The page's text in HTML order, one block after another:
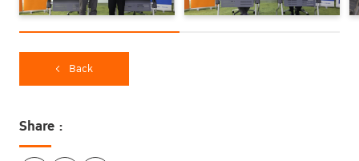
Back
Share :